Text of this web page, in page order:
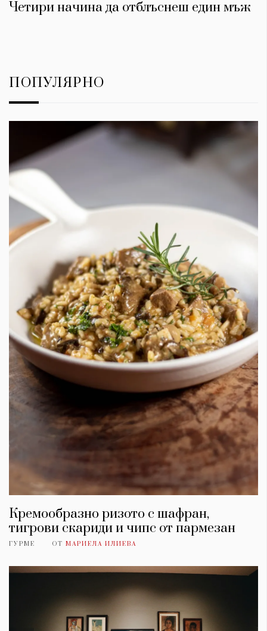
Четири начина да отблъснеш един мъж
ПОПУЛЯРНО
Кремообразно ризото с шафран,
тигрови скариди и чипс от пармезан
ГУРМЕ ОТ МАРИЕЛА ИЛИЕВА